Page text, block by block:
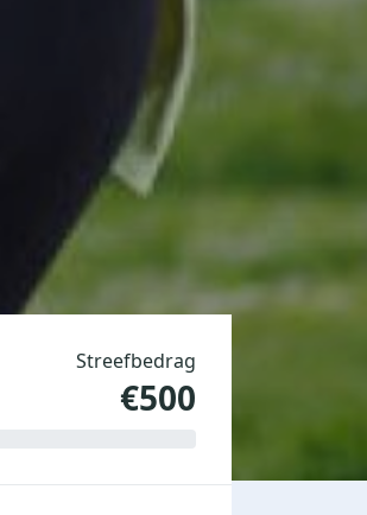
Streefbedrag
€500